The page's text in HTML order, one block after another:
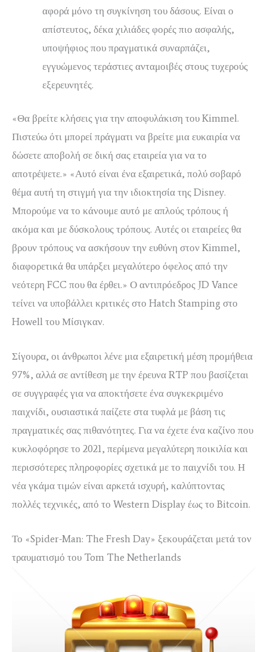
αφορά μόνο τη συγκίνηση του δάσους. Είναι ο
απίστευτος, δέκα χιλιάδες φορές πιο ασφαλής,
υποψήφιος που πραγματικά συναρπάζει,
εγγυώμενος τεράστιες ανταμοιβές στους τυχερούς
εξερευνητές.
«Θα βρείτε κλήσεις για την αποφυλάκιση του Kimmel.
Πιστεύω ότι μπορεί πράγματι να βρείτε μια ευκαιρία να
δώσετε αποβολή σε δική σας εταιρεία για να το
αποτρέψετε.» «Αυτό είναι ένα εξαιρετικά, πολύ σοβαρό
θέμα αυτή τη στιγμή για την ιδιοκτησία της Disney.
Μπορούμε να το κάνουμε αυτό με απλούς τρόπους ή
ακόμα και με δύσκολους τρόπους. Αυτές οι εταιρείες θα
βρουν τρόπους να ασκήσουν την ευθύνη στον Kimmel,
διαφορετικά θα υπάρξει μεγαλύτερο όφελος από την
νεότερη FCC που θα έρθει.» Ο αντιπρόεδρος JD Vance
τείνει να υποβάλλει κριτικές στο Hatch Stamping στο
Howell του Μίσιγκαν.
Σίγουρα, οι άνθρωποι λένε μια εξαιρετική μέση προμήθεια
97%, αλλά σε αντίθεση με την έρευνα RTP που βασίζεται
σε συγγραφές για να αποκτήσετε ένα συγκεκριμένο
παιχνίδι, ουσιαστικά παίζετε στα τυφλά με βάση τις
πραγματικές σας πιθανότητες. Για να έχετε ένα καζίνο που
κυκλοφόρησε το 2021, περίμενα μεγαλύτερη ποικιλία και
περισσότερες πληροφορίες σχετικά με το παιχνίδι του. Η
νέα γκάμα τιμών είναι αρκετά ισχυρή, καλύπτοντας
πολλές τεχνικές, από το Western Display έως το Bitcoin.
Το «Spider-Man: The Fresh Day» ξεκουράζεται μετά τον
τραυματισμό του Tom The Netherlands